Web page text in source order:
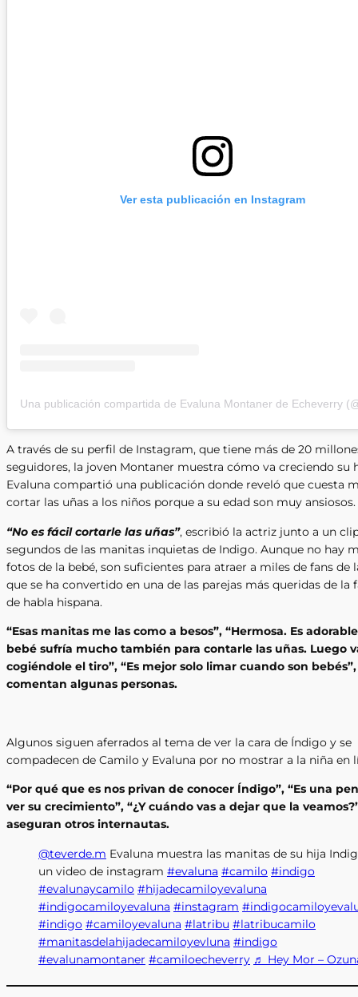
Ver esta publicación en Instagram
Una publicación compartida de Evaluna Montaner de Echeverry
A través de su perfil de Instagram, que tiene más de 20
seguidores, la joven Montaner muestra cómo va creciendo su
Evaluna compartió una publicación donde reveló que cuesta
cortar las uñas a los niños porque a su edad son muy ansiosos.
“No es fácil cortarle las uñas”, escribió la actriz junto a un
segundos de las manitas inquietas de Indigo. Aunque no hay
fotos de la bebé, son suficientes para atraer a miles de fans de
que se ha convertido en una de las parejas más queridas de la
de habla hispana.
“Esas manitas me las como a besos”, “Hermosa. Es
bebé sufría mucho también para contarle las uñas. Luego
cogiéndole el tiro”, “Es mejor solo limar cuando son bebés”,
comentan algunas personas.
Algunos siguen aferrados al tema de ver la cara de Índigo y se
compadecen de Camilo y Evaluna por no mostrar a la niña en
“Por qué que es nos privan de conocer Índigo”, “Es una
ver su crecimiento”, “¿Y cuándo vas a dejar que la
aseguran otros internautas.
@teverde.m Evaluna muestra las manitas de su hija
un video de instagram #evaluna #camilo #indigo
#evalunaycamilo #hijadecamiloyevaluna
#indigocamiloyevaluna #instagram
#indigo #camiloyevaluna #latribu #latribucamilo
#manitasdelahijadecamiloyevluna #indigo
#evalunamontaner #camiloecheverry ♬ Hey Mor –